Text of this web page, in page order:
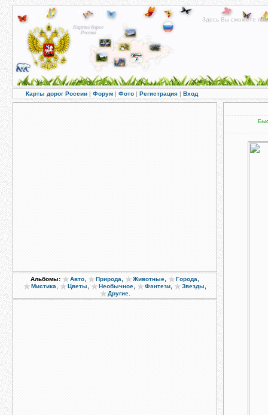
Здесь Вы сможете
Карты дорог России | Форум | Фото | Регистрация | Вход
Альбомы: Авто Природа Животные Города
Мистика Цветы Необычное Фэнтези Звезды
Другие.